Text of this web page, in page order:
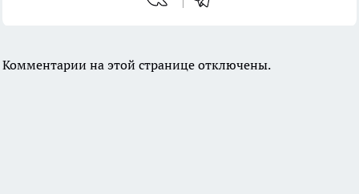
Комментарии на этой странице отключены.